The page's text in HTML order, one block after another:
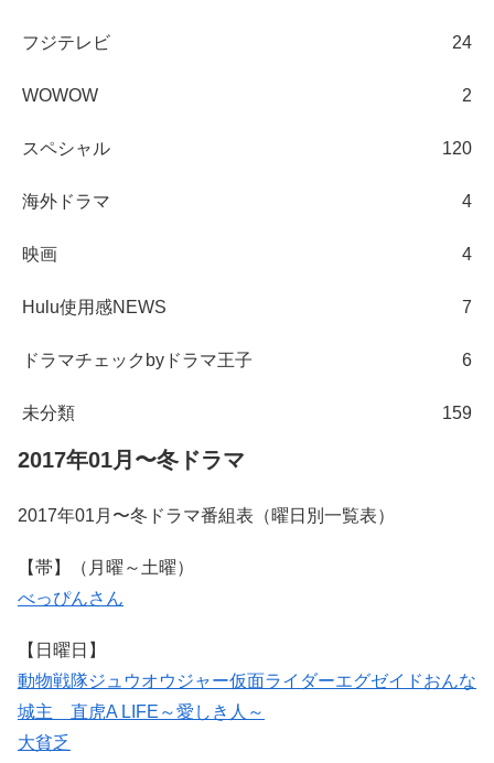
フジテレビ 24
WOWOW 2
スペシャル 120
海外ドラマ 4
映画 4
Hulu使用感NEWS 7
ドラマチェックbyドラマ王子 6
未分類 159
2017年01月〜冬ドラマ
2017年01月〜冬ドラマ番組表（曜日別一覧表）
【帯】（月曜～土曜）
べっぴんさん
【日曜日】
動物戦隊ジュウオウジャー仮面ライダーエグゼイドおんな
城主 直虎A LIFE～愛しき人～
大貧乏